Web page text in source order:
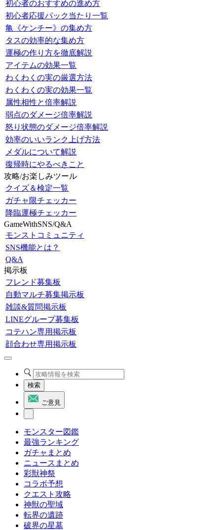
初心者のおすすめの進め方
初心者応援パック当たり一覧
亀《ケンチー》の集め方
タスの効率的な集め方
運極の作り方を徹底解説
アイテムの効果一覧
わくわくの実の厳選方法
わくわくの実の効果一覧
属性相性と倍率解説
弱点のダメージ倍率解説
怒り状態のダメージ倍率解説
効率のいいランク上げ方法
メダルについて解説
復帰時にやるべきこと
攻略/お楽しみツール
クイズ＆検定一覧
ガチャ限チェッカー
降臨運極チェッカー
GameWithSNS/Q&A
モンストコミュニティ
SNS機能とは？
Q&A
掲示板
フレンド募集板
自動マルチ募集掲示板
雑談&質問掲示板
LINEグループ募集板
コテハン専用掲示板
顔合わせ専用掲示板
検索
ご意見
モンスター図鑑
最強ランキング
ガチャまとめ
ニュースまとめ
彩獣神祭
コラボ予想
クエスト攻略
神獣の聖域
転界の遺跡
破界の星墓